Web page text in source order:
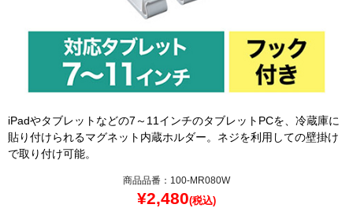
iPadやタブレットなどの7～11インチのタブレットPCを、冷蔵庫に
貼り付けられるマグネット内蔵ホルダー。ネジを利用しての壁掛け
で取り付け可能。
商品品番：100-MR080W
¥2,480(税込)